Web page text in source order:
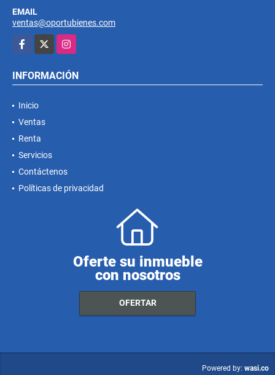
EMAIL
ventas@oportubienes.com
Facebook
Instagram
INFORMACIÓN
Inicio
Ventas
Renta
Servicios
Contáctenos
Políticas de privacidad
Oferte su inmueble
con nosotros
OFERTAR
Powered by: wasi.co